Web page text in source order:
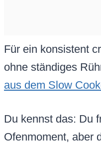
Für ein konsistent
ohne ständiges
aus dem Slow
Du kennst das: Du
Ofenmoment, aber